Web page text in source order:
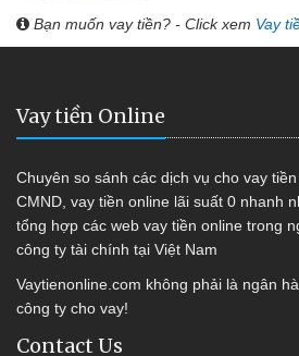
Bạn muốn vay tiền? - Click xem Vay
Vay tiền Online
Chuyên so sánh các dịch vụ cho vay
CMND, vay tiền online lãi suất 0 nhanh
tổng hợp các web vay tiền online trong
công ty tài chính tại Việt Nam
Vaytienonline.com không phải là ngân
công ty cho vay!
Contact Us